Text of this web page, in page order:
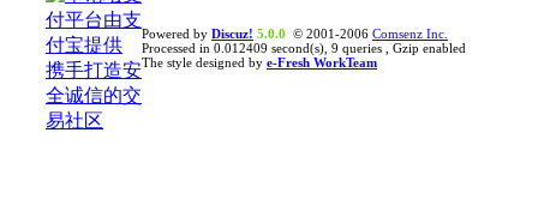
Powered by Discuz! 5.0.0 © 2001-2006 Comsenz Inc.
Processed in 0.012409 second(s), 9 queries , Gzip enabled
The style designed by e-Fresh WorkTeam